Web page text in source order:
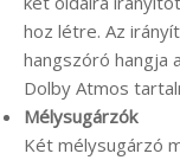
hoz létre. Az
hangszóró hangja
Dolby Atmos
Mélysugárzók
Két mélysugárzó